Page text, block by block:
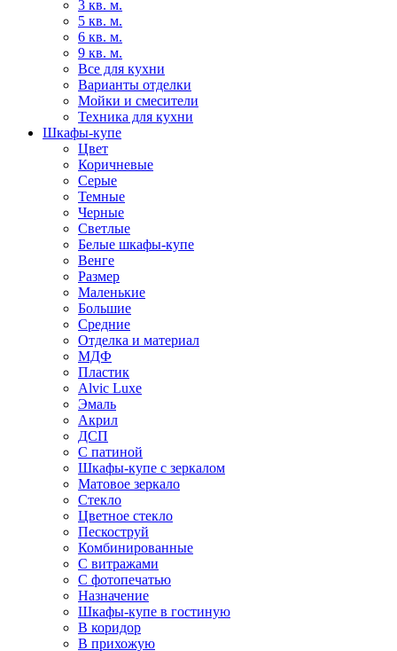
3 кв. м.
5 кв. м.
6 кв. м.
9 кв. м.
Все для кухни
Варианты отделки
Мойки и смесители
Техника для кухни
Шкафы-купе
Цвет
Коричневые
Серые
Темные
Черные
Светлые
Белые шкафы-купе
Венге
Размер
Маленькие
Большие
Средние
Отделка и материал
МДФ
Пластик
Alvic Luxe
Эмаль
Акрил
ДСП
С патиной
Шкафы-купе с зеркалом
Матовое зеркало
Стекло
Цветное стекло
Пескоструй
Комбинированные
С витражами
С фотопечатью
Назначение
Шкафы-купе в гостиную
В коридор
В прихожую